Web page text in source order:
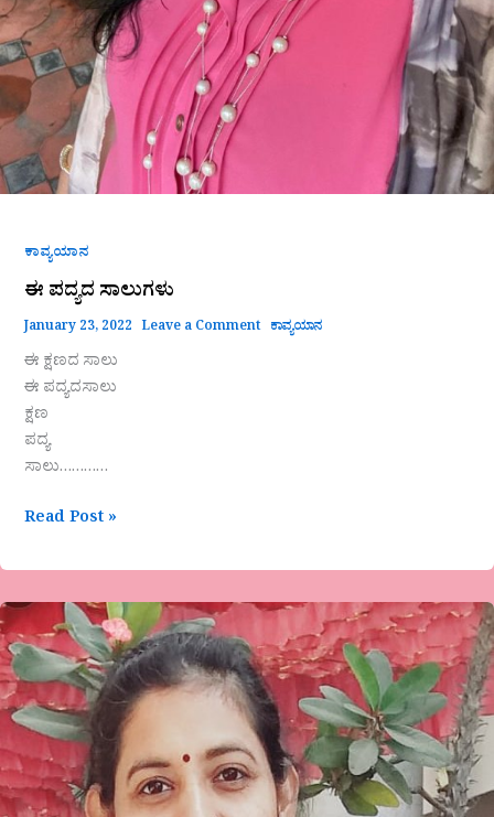
ಕಾವ್ಯಯಾನ
ಈ ಪದ್ಯದ ಸಾಲುಗಳು
January 23, 2022 Leave a Comment ಕಾವ್ಯಯಾನ
ಈ ಕ್ಷಣದ ಸಾಲು
ಈ ಪದ್ಯದಸಾಲು
ಕ್ಷಣ
ಪದ್ಯ
ಸಾಲು…………
Read Post »
ನೆನಪಾಗುತ್ತಾರೆ